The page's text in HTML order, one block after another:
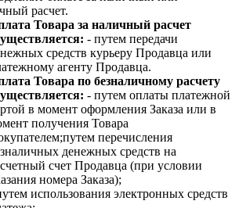
расчет.
Товара за наличный расчет
- путем передачи
средств курьеру Продавца или
агенту Продавца.
Товара по безналичному расчету
- путем оплаты платежной
в момент оформления Заказа или в
получения Товара
перечисления
денежных средств на
счет Продавца (при условии
номера Заказа);
использования электронных средств